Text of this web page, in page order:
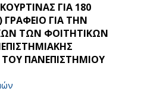
ΓΙΑ 180
ΓΙΑ ΤΗΝ
ΤΩΝ ΦΟΙΤΗΤΙΚΩΝ
ΠΑΝΕΠΙΣΤΗΜΙΟΥ